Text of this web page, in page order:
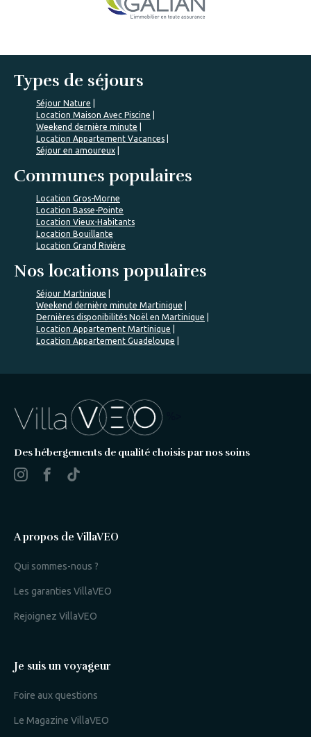
Types de séjours
Séjour Nature
Location Maison Avec Piscine
Weekend dernière minute
Location Appartement Vacances
Séjour en amoureux
Communes populaires
Location Gros-Morne
Location Basse-Pointe
Location Vieux-Habitants
Location Bouillante
Location Grand Rivière
Nos locations populaires
Séjour Martinique
Weekend dernière minute Martinique
Dernières disponibilités Noël en Martinique
Location Appartement Martinique
Location Appartement Guadeloupe
Des hébergements de qualité choisis par nos soins
A propos de VillaVEO
Qui sommes-nous ?
Les garanties VillaVEO
Rejoignez VillaVEO
Je suis un voyageur
Foire aux questions
Le Magazine VillaVEO